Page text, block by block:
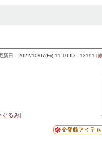
新日：2022/10/07(Fri) 11:10 ID：13191 [
ぐるみ]